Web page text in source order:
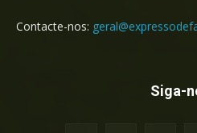
Contacte-nos:
Siga-